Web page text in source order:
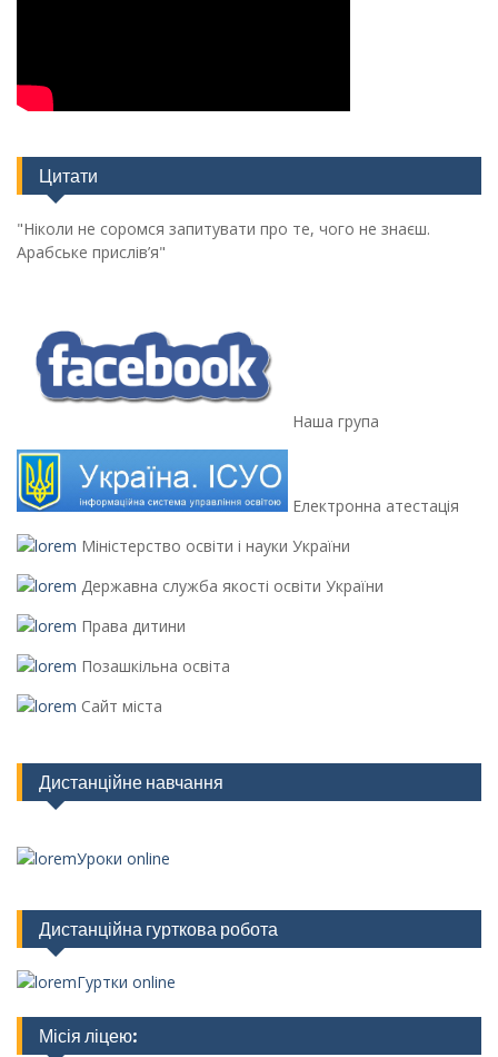
Цитати
"Ніколи не соромся запитувати про те, чого не знаєш.
Арабське прислів’я"
Наша група
Електронна атестація
Міністерство освіти і науки України
Державна служба якості освіти України
Права дитини
Позашкільна освіта
Сайт міста
Дистанційне навчання
Уроки online
Дистанційна гурткова робота
Гуртки online
Місія ліцею: